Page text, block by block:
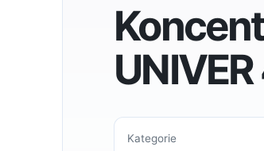
Kategorie